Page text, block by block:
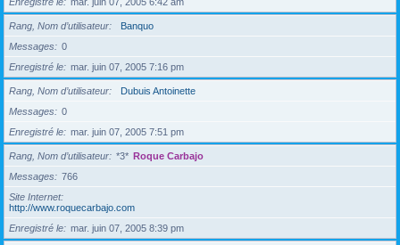
Rang, Nom d’utilisateur
Banquo
Messages
0
Enregistré le
mar. juin 07, 2005 7:16 pm
Rang, Nom d’utilisateur
Dubuis Antoinette
Messages
0
Enregistré le
mar. juin 07, 2005 7:51 pm
Rang, Nom d’utilisateur *3* Roque Carbajo
Messages
766
Site Internet
http://www.roquecarbajo.com
Enregistré le
mar. juin 07, 2005 8:39 pm